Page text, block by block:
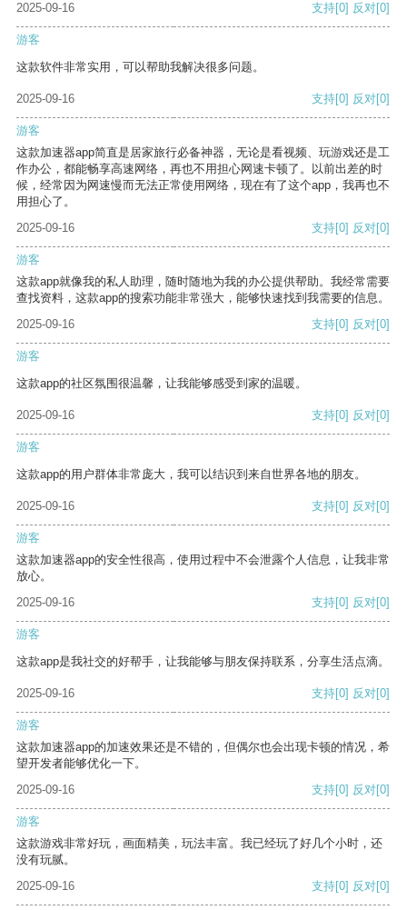
2025-09-16 支持[0] 反对[0]
游客
这款软件非常实用，可以帮助我解决很多问题。
2025-09-16 支持[0] 反对[0]
游客
这款加速器app简直是居家旅行必备神器，无论是看视频、玩游戏还是工
作办公，都能畅享高速网络，再也不用担心网速卡顿了。以前出差的时
候，经常因为网速慢而无法正常使用网络，现在有了这个app，我再也不
用担心了。
2025-09-16
支持[0] 反对[0]
游客
这款app就像我的私人助理，随时随地为我的办公提供帮助。我经常需要
查找资料，这款app的搜索功能非常强大，能够快速找到我需要的信息。
2025-09-16
支持[0] 反对[0]
游客
这款app的社区氛围很温馨，让我能够感受到家的温暖。
2025-09-16 支持[0] 反对[0]
游客
这款app的用户群体非常庞大，我可以结识到来自世界各地的朋友。
2025-09-16 支持[0] 反对[0]
游客
这款加速器app的安全性很高，使用过程中不会泄露个人信息，让我非常
放心。
2025-09-16
支持[0] 反对[0]
游客
这款app是我社交的好帮手，让我能够与朋友保持联系，分享生活点滴。
2025-09-16 支持[0] 反对[0]
游客
这款加速器app的加速效果还是不错的，但偶尔也会出现卡顿的情况，希
望开发者能够优化一下。
2025-09-16
支持[0] 反对[0]
游客
这款游戏非常好玩，画面精美，玩法丰富。我已经玩了好几个小时，还
没有玩腻。
2025-09-16
支持[0] 反对[0]